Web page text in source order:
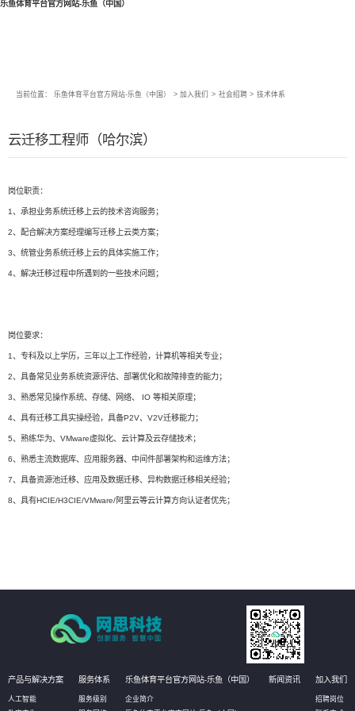
乐鱼体育平台官方网站-乐鱼（中国）
当前位置： 乐鱼体育平台官方网站-乐鱼（中国） > 加入我们 > 社会招聘 > 技术体系
云迁移工程师（哈尔滨）
岗位职责：
1、承担业务系统迁移上云的技术咨询服务；
2、配合解决方案经理编写迁移上云类方案；
3、统管业务系统迁移上云的具体实施工作；
4、解决迁移过程中所遇到的一些技术问题；
岗位要求：
1、专科及以上学历，三年以上工作经验，计算机等相关专业；
2、具备常见业务系统资源评估、部署优化和故障排查的能力；
3、熟悉常见操作系统、存储、网络、 IO 等相关原理；
4、具有迁移工具实操经验，具备P2V、V2V迁移能力；
5、熟练华为、VMware虚拟化、云计算及云存储技术；
6、熟悉主流数据库、应用服务器、中间件部署架构和运维方法；
7、具备资源池迁移、应用及数据迁移、异构数据迁移相关经验；
8、具有HCIE/H3CIE/VMware/阿里云等云计算方向认证者优先；
产品与解决方案
人工智能
服务体系
服务级别
乐鱼体育平台官方网站-乐鱼（中国）
企业简介
新闻资讯 加入我们
招聘岗位